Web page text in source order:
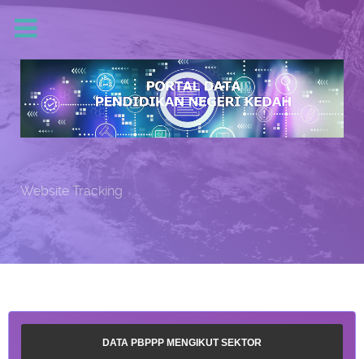
Website Tracking
DATA PBPPP MENGIKUT SEKTOR